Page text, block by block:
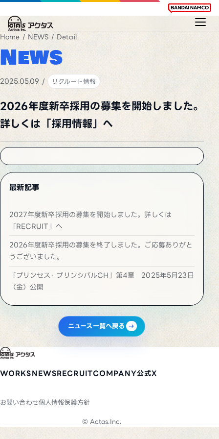
Home / NEWS / Detail
News
2025.05.09 / リクルート情報
2026年度新卒採用の募集を開始しました。
詳しくは「採用情報」へ
最新記事
2027年度新卒採用の募集を開始しました。詳しくは
「RECRUIT」へ
2026年度新卒採用の募集を終了しました。ご応募ありがと
うございました。
「プリンセス・プリンシパルCH」第4章 2025年5月23日
（金）公開
ニュース一覧へ戻る
WORKS NEWSRECRUITCOMPANY公式X
お問い合わせ個人情報保護方針
© Actas.Inc.